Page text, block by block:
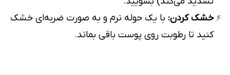
خشک کردن: با یک حوله نرم و به صورت ضربه‌ای خشک
کنید تا رطوبت روی پوست باقی بماند.